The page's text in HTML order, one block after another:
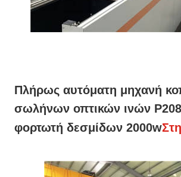
Πλήρως αυτόματη μηχανή
σωλήνων οπτικών ινών
φορτωτή δεσμίδων 2000w